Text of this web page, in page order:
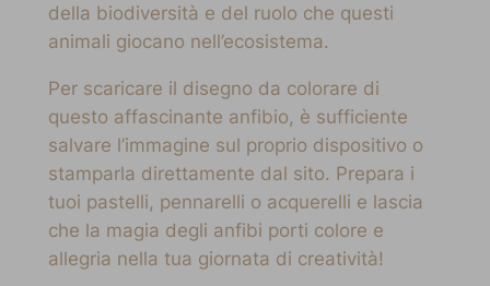
della biodiversità e del ruolo che questi
animali giocano nell’ecosistema.
Per scaricare il disegno da colorare di
questo affascinante anfibio, è sufficiente
salvare l’immagine sul proprio dispositivo o
stamparla direttamente dal sito. Prepara i
tuoi pastelli, pennarelli o acquerelli e lascia
che la magia degli anfibi porti colore e
allegria nella tua giornata di creatività!